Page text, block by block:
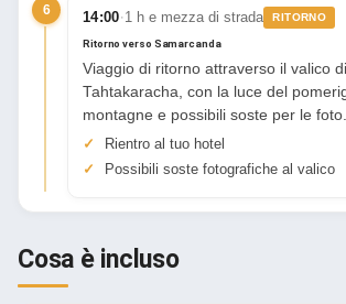
6 14:00· 1 h e mezza di strada RITORNO
Ritorno verso Samarcanda
Viaggio di ritorno attraverso il valico di
Tahtakaracha, con la luce del
montagne e possibili soste per le foto.
Rientro al tuo hotel
Possibili soste fotografiche al valico
Cosa è incluso